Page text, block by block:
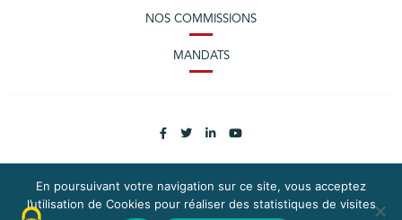
NOS COMMISSIONS
MANDATS
En poursuivant votre navigation sur ce site, vous acceptez
l’utilisation de Cookies pour réaliser des statistiques de visites